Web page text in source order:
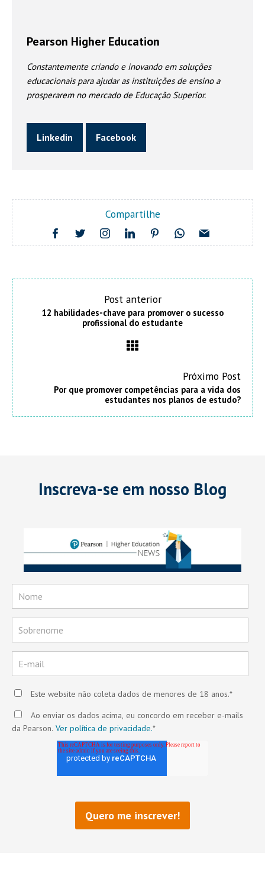
Pearson Higher Education
Constantemente criando e inovando em soluções
educacionais para ajudar as instituições de ensino a
prosperarem no mercado de Educação Superior.
Linkedin Facebook
Compartilhe
Post anterior
12 habilidades-chave para promover o sucesso
profissional do estudante
Próximo Post
Por que promover competências para a vida dos
estudantes nos planos de estudo?
Inscreva-se em nosso Blog
Este website não coleta dados de menores de 18 anos.*
Ao enviar os dados acima, eu concordo em receber e-mails
da Pearson. Ver política de privacidade.*